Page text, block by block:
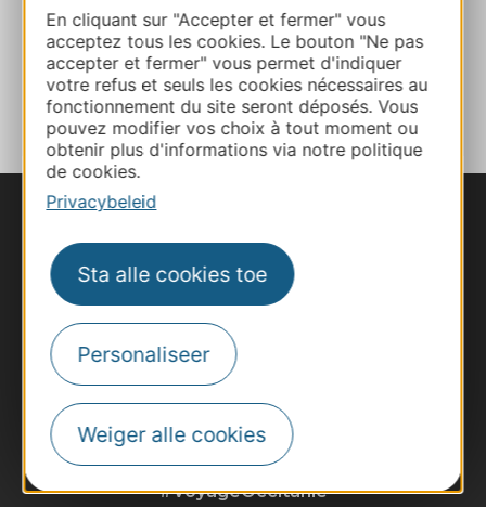
En cliquant sur "Accepter et fermer" vous
acceptez tous les cookies. Le bouton "Ne pas
accepter et fermer" vous permet d'indiquer
votre refus et seuls les cookies nécessaires au
fonctionnement du site seront déposés. Vous
pouvez modifier vos choix à tout moment ou
obtenir plus d'informations via notre politique
de cookies.
Privacybeleid
Sta alle cookies toe
Personaliseer
Weiger alle cookies
Facebook
TOEVOEGEN
AAN NOTITIEBOEKJE
#VoyageOccitanie